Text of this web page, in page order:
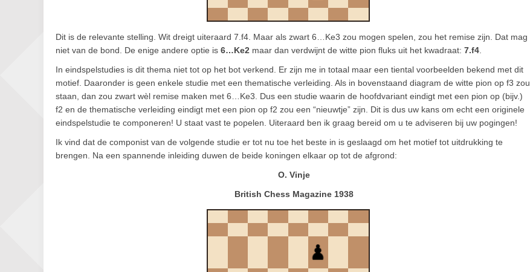
Dit is de relevante stelling. Wit dreigt uiteraard 7.f4. Maar als zwart 6…Ke3 zou mogen spelen, zou het remise zijn. Dat mag
niet van de bond. De enige andere optie is 6…Ke2 maar dan verdwijnt de witte pion fluks uit het kwadraat: 7.f4
In eindspelstudies is dit thema niet tot op het bot verkend. Er zijn me in totaal maar een tiental voorbeelden bekend met dit
motief. Daaronder is geen enkele studie met een thematische verleiding. Als in bovenstaand diagram de witte pion op f3 zou
staan, dan zou zwart wèl remise maken met 6…Ke3. Dus een studie waarin de hoofdvariant eindigt met een pion op (bijv.)
f2 en de thematische verleiding eindigt met een pion op f2 zou een “nieuwtje” zijn. Dit is dus uw kans om echt een originele
eindspelstudie te componeren! U staat vast te popelen. Uiteraard ben ik graag bereid om u te adviseren bij uw pogingen!
Ik vind dat de componist van de volgende studie er tot nu toe het beste in is geslaagd om het motief tot uitdrukking te
brengen. Na een spannende inleiding duwen de beide koningen elkaar op tot de afgrond:
O. Vinje
British Chess Magazine 1938